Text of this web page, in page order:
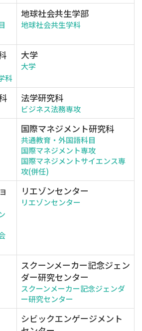
地球社会共生学部
地球社会共生学科
科
大学
大学
法学研究科
ビジネス法務専攻
国際マネジメント研究科
共通教育・外国語科目
国際マネジメント専攻
国際マネジメントサイエンス専
攻(併任)
リエゾンセンター
リエゾンセンター
スクーンメーカー記念ジェン
ダー研究センター
スクーンメーカー記念ジェンダ
ー研究センター
シビックエンゲージメント